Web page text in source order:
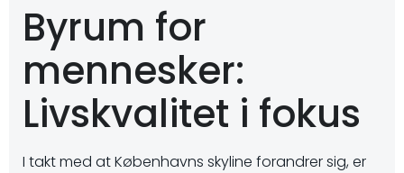
Byrum for
mennesker:
Livskvalitet i fokus
I takt med at Københavns skyline forandrer sig, er